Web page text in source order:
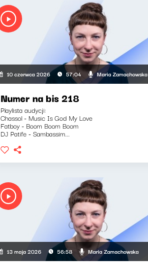
10 czerwca 2026 57:04 Maria Zamachowska
Numer na bis 218
Playlista audycji:
Chassol - Music Is God My Love
Fatboy - Boom Boom Boom
DJ Patife - Sambassim...
13 maja 2026 56:58 Maria Zamachowska